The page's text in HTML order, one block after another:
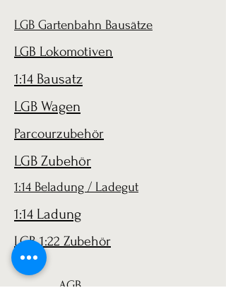
LGB Gartenbahn Bausätze
LGB Lokomotiven
1:14 Bausatz
LGB Wagen
Parcourzubehör
LGB Zubehör
1:14 Beladung / Ladegut
1:14 Ladung
LGB 1:22 Zubehör
AGB